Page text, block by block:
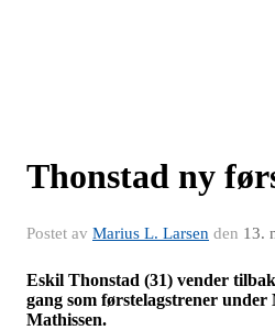
Thonstad ny
Postet av Marius L. Larsen den 13.
Eskil Thonstad (31) vender
gang som førstelagstrener
Mathissen.